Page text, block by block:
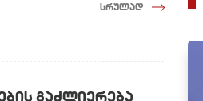
სრულად
გაძლიერება